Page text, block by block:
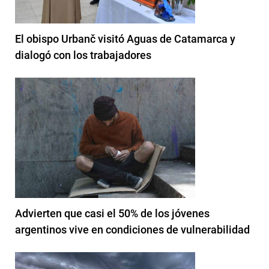
El obispo Urbanč visitó Aguas de Catamarca y
dialogó con los trabajadores
Advierten que casi el 50% de los jóvenes
argentinos vive en condiciones de vulnerabilidad